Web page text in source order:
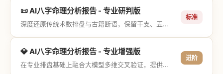
📜 AI八字命理分析报告 - 专业研判版
深度还原传统术数排盘与古籍断语，保留干支、五行与神煞等专业术语，适合追求严谨考证与具备易学基础的用户。
标准
💎 AI八字命理分析报告 - 专业增强版
在专业排盘基础上融合大模型多维交叉验证，提供更详尽的流年推演、应期运筹、象意深度剖析，以及全方位的运筹决策指导。
进阶